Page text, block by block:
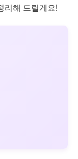
리해 드릴게요!